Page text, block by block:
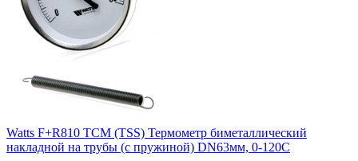
Watts F+R810 TCM (TSS) Термометр биметаллический
накладной на трубы (с пружиной) DN63мм, 0-120С